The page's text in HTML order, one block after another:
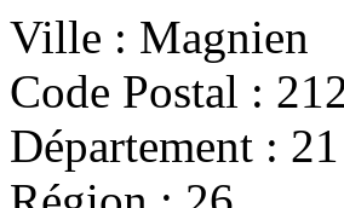
Ville : Magnien
Code Postal :
Département : 21